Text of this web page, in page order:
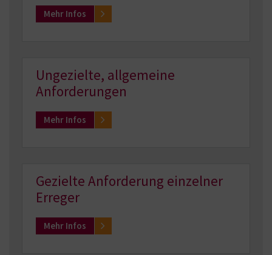
Mehr Infos
Ungezielte, allgemeine
Anforderungen
Mehr Infos
Gezielte Anforderung einzelner
Erreger
Mehr Infos